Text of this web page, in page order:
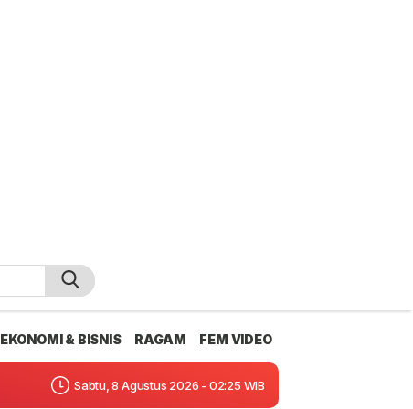
EKONOMI & BISNIS RAGAM FEM VIDEO
Sabtu, 8 Agustus 2026 - 02:25 WIB